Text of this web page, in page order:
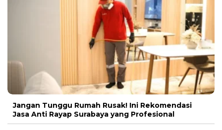
Jangan Tunggu Rumah Rusak! Ini Rekomendasi
Jasa Anti Rayap Surabaya yang Profesional